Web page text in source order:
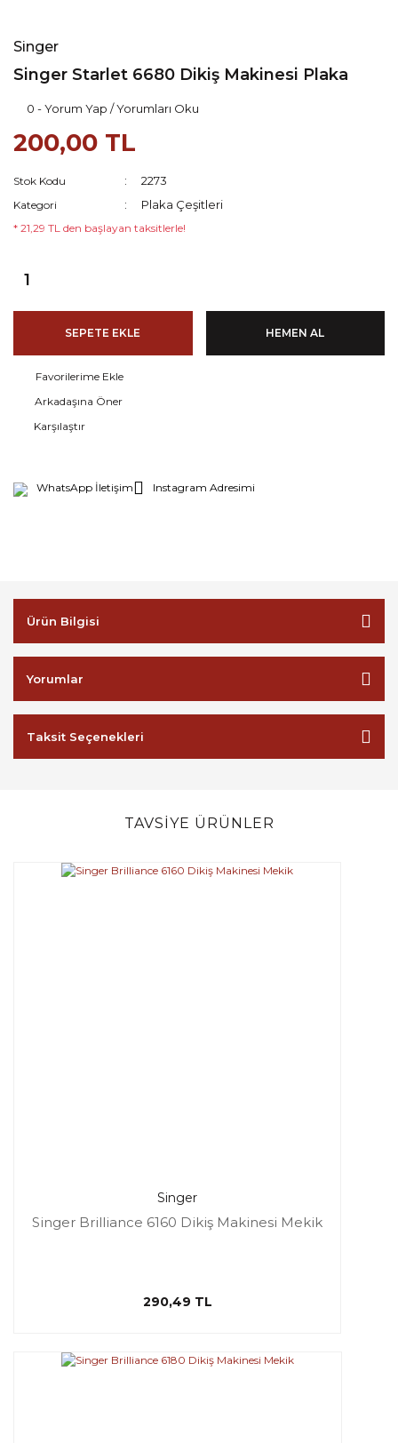
Singer
Singer Starlet 6680 Dikiş Makinesi Plaka
0 - Yorum Yap / Yorumları Oku
200,00 TL
Stok Kodu 2273
Kategori Plaka Çeşitleri
* 21,29 TL den başlayan taksitlerle!
SEPETE EKLE HEMEN AL
Arkadaşına Öner
Karşılaştır
WhatsApp İletişim Instagram Adresimi
Ürün Bilgisi
Yorumlar
Taksit Seçenekleri
TAVSİYE ÜRÜNLER
Singer
Singer Brilliance 6160 Dikiş Makinesi Mekik
290,49 TL